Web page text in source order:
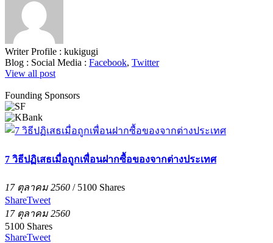
Writer Profile : kukigugi
Blog : Social Media : Facebook, Twitter
View all post
Founding Sponsors
7 วิธีปฏิเสธเมื่อถูกเพื่อนฝากซื้อของจากต่างประเทศ
17 ตุลาคม 2560 / 5100 Shares
ShareTweet
17 ตุลาคม 2560
5100 Shares
ShareTweet